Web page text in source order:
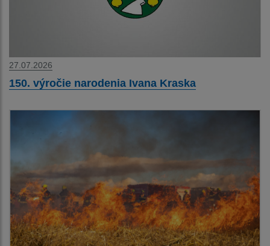
27.07.2026
150. výročie narodenia Ivana Kraska